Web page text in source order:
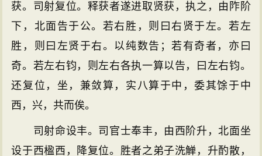
获。司射复位。释获者遂进取贤获，执之，由阼阶
下，北面告于公。若右胜，则曰右贤于左。若左
胜，则曰左贤于右。以纯数告；若有奇者，亦曰
奇。若左右钧，则左右各执一算以告，曰左右钧。
还复位，坐，兼敛算，实八算于中，委其馀于中
西，兴，共而俟。
司射命设丰。司官士奉丰，由西阶升，北面坐
设于西楹西，降复位。胜者之弟子洗觯，升酌散，